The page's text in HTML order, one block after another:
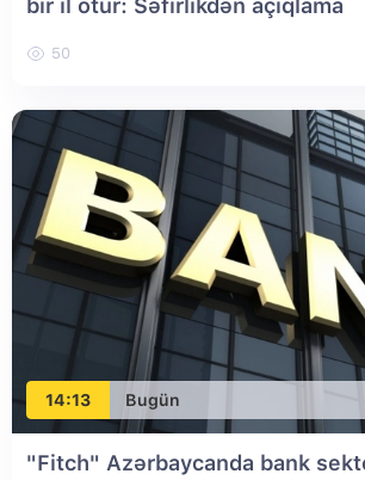
bir il ötür: Səfirlikdən açıqlama
50
14:13 Bugün
"Fitch" Azərbaycanda bank